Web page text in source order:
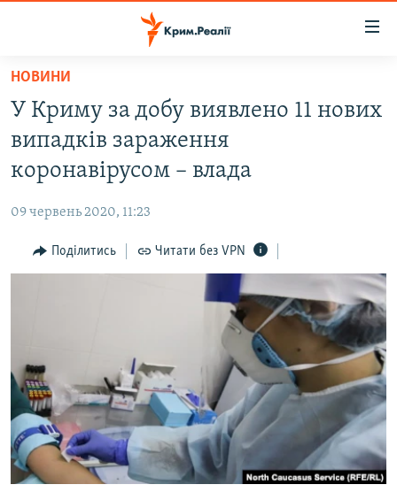
Перейти
основного
матеріалу
до
основної
навігації
Перейти
до
ВОДА.КРИМ
ВІДЕО ТА ФОТО
БЛОГИ
ПОГЛЯД
ДЕПОРТАЦІЯ
ВІДЕОУРОКИ «ELIFBE»
СВІДЧЕННЯ ОКУПАЦІЇ
УКРАЇНСЬКА ПРОБЛЕМА КРИМУ
ЯК ОБІЙТИ БЛОКУВАННЯ
Русский
Qırımtatar
НОВИНИ
У Криму за добу виявлено 11 нових
випадків зараження
коронавірусом – влада
09 червень 2020, 11:23
Поділитись Читати без VPN